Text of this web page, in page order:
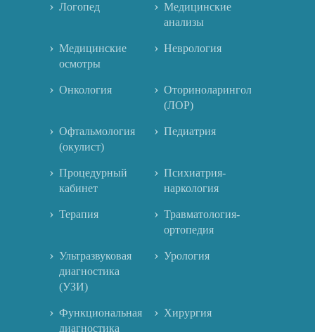
Логопед
Медицинские
анализы
Медицинские
осмотры
Неврология
Онкология
Оториноларингология
(ЛОР)
Офтальмология
(окулист)
Педиатрия
Процедурный
кабинет
Психиатрия-
наркология
Терапия
Травматология-
ортопедия
Ультразвуковая
диагностика
(УЗИ)
Урология
Функциональная
диагностика
Хирургия